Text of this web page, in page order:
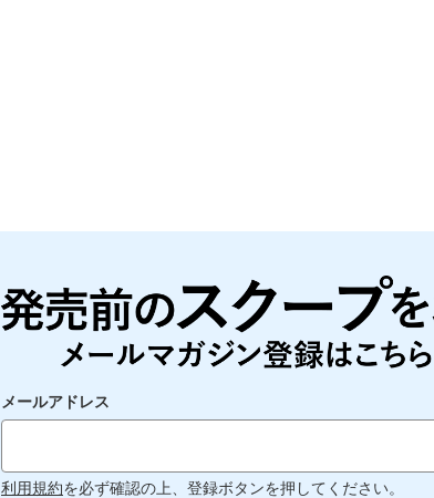
メールアドレス
利用規約を必ず確認の上、登録ボタンを押してください。